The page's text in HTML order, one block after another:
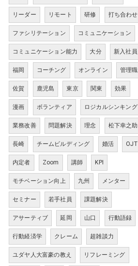
リーダー リモート 研修 打ち合わせ
ファシリテーション コミュニケーション
コミュニケーション能力 大分 新入社員
福岡 コーチング オンライン 管理職
佐賀 鹿児島 東京 関東 効果
漫画 ボランティア ロジカルシンキング
業務改善 問題解決 理念 松下幸之助
長崎 チームビルディング 婚活 OJT
内定者 Zoom 講師 KPI
モチベーション向上 九州 メンター
セミナー 若手社員 課題解決
アサーティブ 延岡 山口 行動語録
行動経済学 クレーム 超雑談力
ユダヤ人大富豪の教え リフレーミング